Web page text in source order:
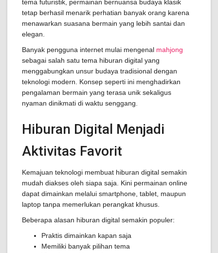
tema futuristik, permainan bernuansa budaya klasik
tetap berhasil menarik perhatian banyak orang karena
menawarkan suasana bermain yang lebih santai dan
elegan.
Banyak pengguna internet mulai mengenal mahjong
sebagai salah satu tema hiburan digital yang
menggabungkan unsur budaya tradisional dengan
teknologi modern. Konsep seperti ini menghadirkan
pengalaman bermain yang terasa unik sekaligus
nyaman dinikmati di waktu senggang.
Hiburan Digital Menjadi
Aktivitas Favorit
Kemajuan teknologi membuat hiburan digital semakin
mudah diakses oleh siapa saja. Kini permainan online
dapat dimainkan melalui smartphone, tablet, maupun
laptop tanpa memerlukan perangkat khusus.
Beberapa alasan hiburan digital semakin populer:
Praktis dimainkan kapan saja
Memiliki banyak pilihan tema